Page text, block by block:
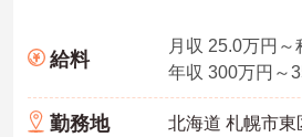
給料
勤務地